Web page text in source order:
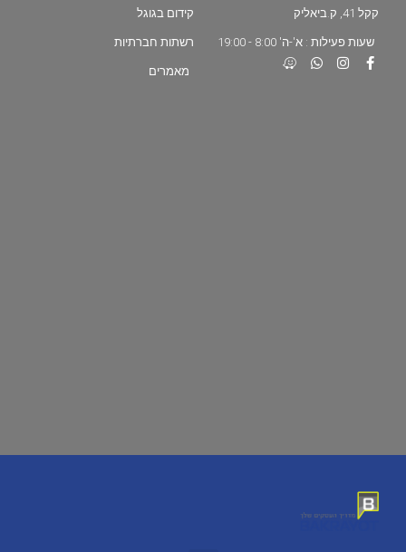
קקל 41, ק.ביאליק
שעות פעילות : א'-ה' 8:00 - 19:00
קידום בגוגל
רשתות חברתיות
מאמרים